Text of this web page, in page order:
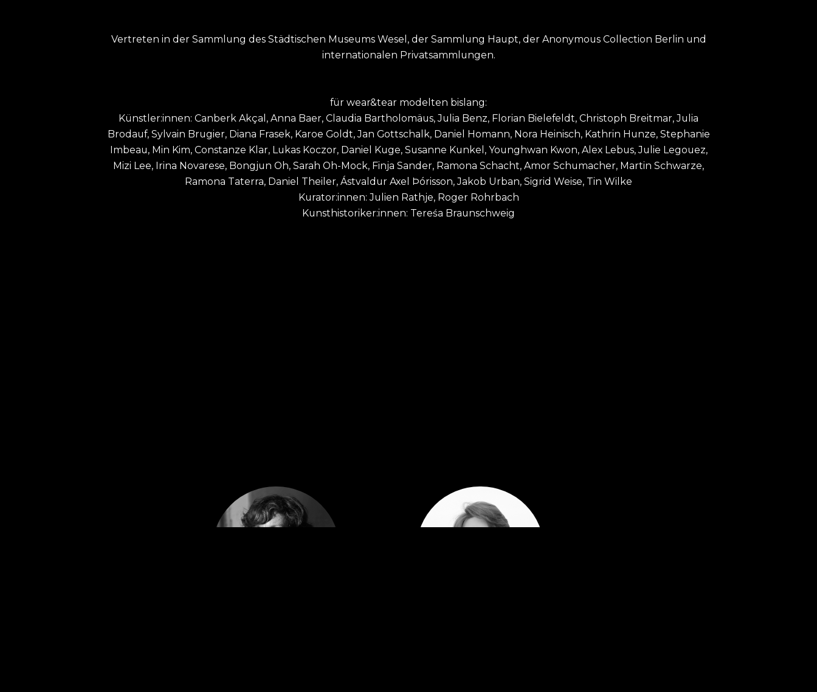
Vertreten in der Sammlung des Städtischen Museums Wesel, der Sammlung Haupt, der Anonymous Collection Berlin und
internationalen Privatsammlungen.
für wear&tear modelten bislang:
Künstler:innen: Canberk Akçal, Anna Baer, Claudia Bartholomäus, Julia Benz, Florian Bielefeldt, Christoph Breitmar, Julia
Brodauf, Sylvain Brugier, Diana Frasek, Karoe Goldt, Jan Gottschalk, Daniel Homann, Nora Heinisch, Kathrin Hunze, Stephanie
Imbeau, Min Kim, Constanze Klar, Lukas Koczor, Daniel Kuge, Susanne Kunkel, Younghwan Kwon, Alex Lebus, Julie Legouez,
Mizi Lee, Irina Novarese, Bongjun Oh, Sarah Oh-Mock, Finja Sander, Ramona Schacht, Amor Schumacher, Martin Schwarze,
Ramona Taterra, Daniel Theiler, Ástvaldur Axel Þórisson, Jakob Urban, Sigrid Weise, Tin Wilke
Kurator:innen: Julien Rathje, Roger Rohrbach
Kunsthistoriker:innen: Tereśa Braunschweig